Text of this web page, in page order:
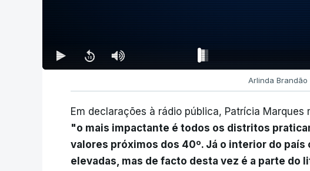
Arlinda Brandão
Em declarações à rádio pública, Patrícia
"o mais impactante é todos os distritos
valores próximos dos 40º. Já o interior do
elevadas, mas de facto desta vez é a parte do